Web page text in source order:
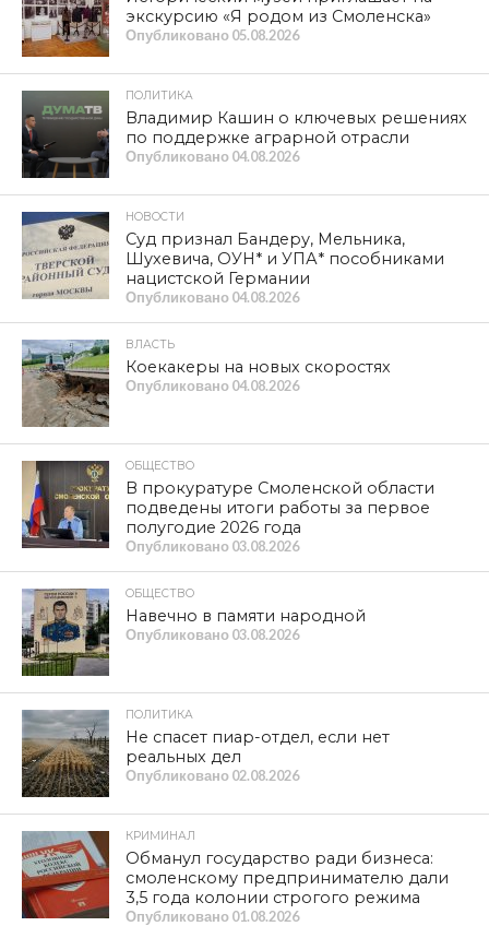
экскурсию «Я родом из Смоленска»
Опубликовано 05.08.2026
ПОЛИТИКА
Владимир Кашин о ключевых решениях
по поддержке аграрной отрасли
Опубликовано 04.08.2026
НОВОСТИ
Суд признал Бандеру, Мельника,
Шухевича, ОУН* и УПА* пособниками
нацистской Германии
Опубликовано 04.08.2026
ВЛАСТЬ
Коекакеры на новых скоростях
Опубликовано 04.08.2026
ОБЩЕСТВО
В прокуратуре Смоленской области
подведены итоги работы за первое
полугодие 2026 года
Опубликовано 03.08.2026
ОБЩЕСТВО
Навечно в памяти народной
Опубликовано 03.08.2026
ПОЛИТИКА
Не спасет пиар-отдел, если нет
реальных дел
Опубликовано 02.08.2026
КРИМИНАЛ
Обманул государство ради бизнеса:
смоленскому предпринимателю дали
3,5 года колонии строгого режима
Опубликовано 01.08.2026